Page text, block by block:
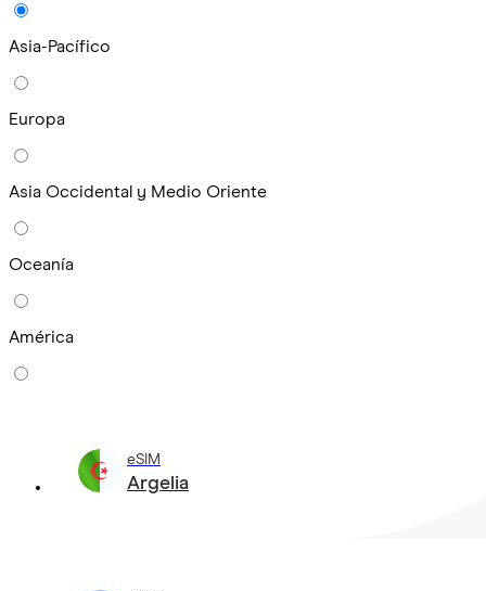
Asia-Pacífico
Europa
Asia Occidental y Medio Oriente
Oceanía
América
eSIM
Argelia